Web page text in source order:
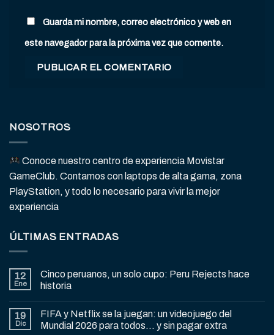
Guarda mi nombre, correo electrónico y web en
este navegador para la próxima vez que comente.
NOSOTROS
Conoce nuestro centro de experiencia Movistar
GameClub. Contamos con laptops de alta gama, zona
PlayStation, y todo lo necesario para vivir la mejor
experiencia
ÚLTIMAS ENTRADAS
12
Ene
Cinco peruanos, un solo cupo: Peru Rejects hace
historia
19
Dic
FIFA y Netflix se la juegan: un videojuego del
Mundial 2026 para todos… y sin pagar extra